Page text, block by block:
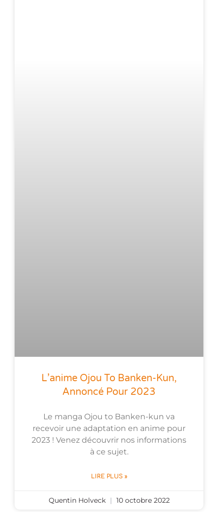
L’anime Ojou To Banken-Kun,
Annoncé Pour 2023
Le manga Ojou to Banken-kun va
recevoir une adaptation en anime pour
2023 ! Venez découvrir nos informations
à ce sujet.
LIRE PLUS »
Quentin Holveck 10 octobre 2022